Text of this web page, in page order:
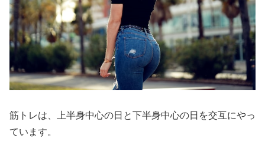
筋トレは、上半身中心の日と下半身中心の日を交互にやっ
ています。